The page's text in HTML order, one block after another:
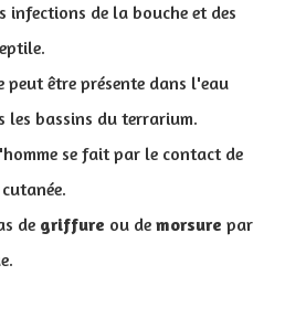
infections de la bouche et des
peut être présente dans l'eau
les bassins du terrarium.
se fait par le contact de
de griffure ou de morsure par